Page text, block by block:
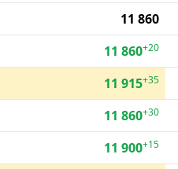
11 860
11 860+20
11 915+35
11 860+30
11 900+15